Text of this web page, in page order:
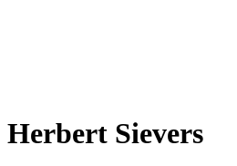
Herbert Sievers